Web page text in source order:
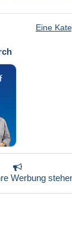
Werbung
Eine